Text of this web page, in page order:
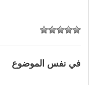
في نفس الموضوع